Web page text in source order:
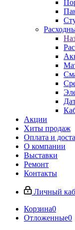
Акции
Хиты продаж
Оплата и
О компании
Выставки
Ремонт
Контакты
Личный
Корзина0
Отложенные0